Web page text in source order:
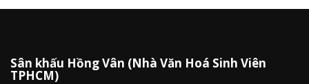
Sân khấu Hồng Vân (Nhà Văn Hoá Sinh Viên
TPHCM)